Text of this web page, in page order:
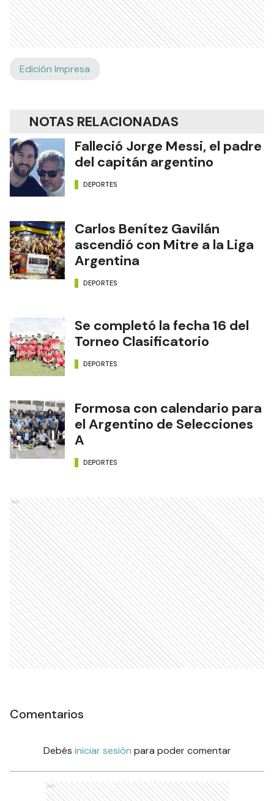
Edición Impresa
NOTAS RELACIONADAS
Falleció Jorge Messi, el padre
del capitán argentino
DEPORTES
Carlos Benítez Gavilán
ascendió con Mitre a la Liga
Argentina
DEPORTES
Se completó la fecha 16 del
Torneo Clasificatorio
DEPORTES
Formosa con calendario para
el Argentino de Selecciones
A
DEPORTES
Ads
Comentarios
Debés iniciar sesión para poder comentar
Ads